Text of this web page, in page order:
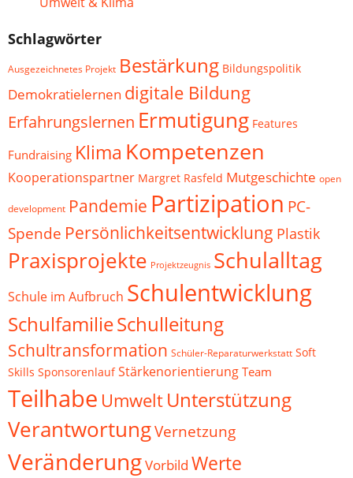
Schlagwörter
Ausgezeichnetes Projekt Bestärkung Bildungspolitik
Demokratielernen digitale Bildung
Erfahrungslernen Ermutigung Features
Fundraising Klima Kompetenzen
Kooperationspartner Margret Rasfeld Mutgeschichte open
development Pandemie Partizipation PC-
Spende Persönlichkeitsentwicklung Plastik
Praxisprojekte Projektzeugnis Schulalltag
Schule im Aufbruch Schulentwicklung
SchulfamilieSchulleitung
Schultransformation Schüler-Reparaturwerkstatt Soft
Skills Sponsorenlauf Stärkenorientierung Team
Teilhabe Umwelt Unterstützung
VerantwortungVernetzung
VeränderungVorbild Werte